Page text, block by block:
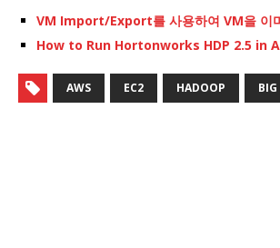
VM Import/Export를 사용하여 VM을 이
How to Run Hortonworks HDP 2.5 in
AWS EC2 HADOOP